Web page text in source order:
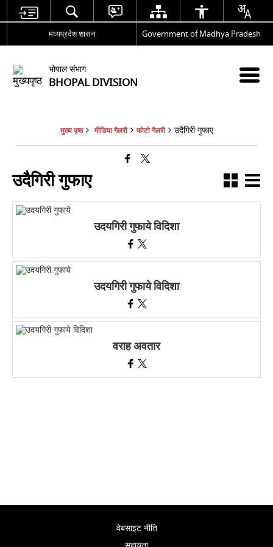
मध्यप्रदेश शासन Government of Madhya Pradesh
भोपाल संभाग
BHOPAL DIVISION
मुख्य पृष्ठ मीडिया गैलरी फोटो गैलरी उदैगिरी गुफाए
उदैगिरी गुफाए
उदयगिरी गुफाये विदिशा
उदयगिरी गुफाये विदिशा
वराह अवतार
वेबसाइट नीति